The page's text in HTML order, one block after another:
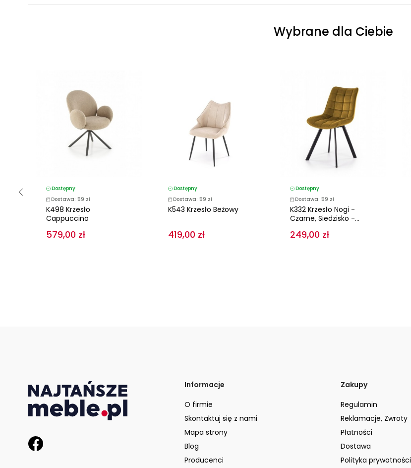
Wybrane dla Ciebie
Dostępny
Dostawa: 59 zł
K498 Krzesło
Cappuccino
579,00 zł
Dostępny
Dostawa: 59 zł
K543 Krzesło Beżowy
419,00 zł
Dostępny
Dostawa: 59 zł
K332 Krzesło Nogi -
Czarne, Siedzisko -...
249,00 zł
Informacje
O firmie
Skontaktuj się z nami
Mapa strony
Blog
Producenci
Zakupy
Regulamin
Reklamacje, Zwroty
Płatności
Dostawa
Polityka prywatności